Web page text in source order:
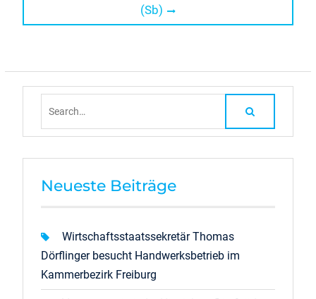
(Sb)
Neueste Beiträge
Wirtschaftsstaatssekretär Thomas
Dörflinger besucht Handwerksbetrieb im
Kammerbezirk Freiburg